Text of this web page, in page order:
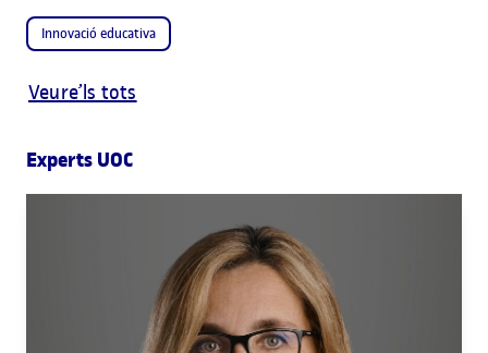
Innovació educativa
Veure’ls tots
Experts UOC